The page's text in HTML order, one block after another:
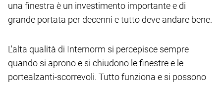
una finestra è un investimento importante e di
grande portata per decenni e tutto deve andare bene.
L'alta qualità di Internorm si percepisce sempre
quando si aprono e si chiudono le finestre e le
portealzanti-scorrevoli. Tutto funziona e si possono